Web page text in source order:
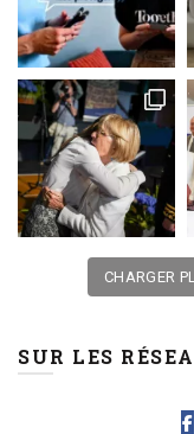
CHARGER
SUR LES